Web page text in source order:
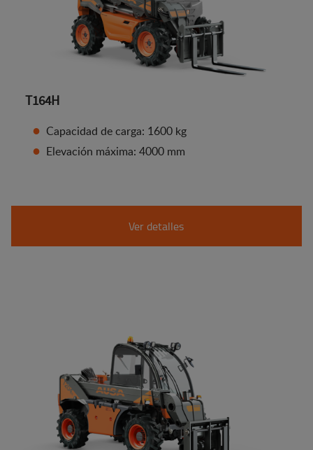
T164H
Capacidad de carga: 1600 kg
Elevación máxima: 4000 mm
Ver detalles